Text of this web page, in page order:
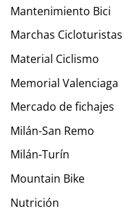
Mantenimiento Bici
Marchas Cicloturistas
Material Ciclismo
Memorial Valenciaga
Mercado de fichajes
Milán-San Remo
Milán-Turín
Mountain Bike
Nutrición